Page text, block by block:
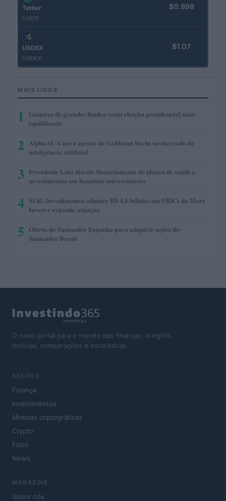
Tether
(USDT)
$0.999
USDEX
(USDEX)
$1.07
MAIS LIDOS
1
Gestores de grandes fundos veem eleição presidencial mais
equilibrada
2 AlphaAI: A nova aposta da Goldman Sachs no mercado de
inteligência artificial
3 Presidente Lula discute financiamento de planos de saúde e
investimentos em hospitais universitários
4 MAG Investimentos adquire R$ 4,5 bilhões em FIDCs da More
Invest e expande atuação
5 Oferta do Santander Espanha para adquirir ações do
Santander Brasil
O novo portal para o mundo das finanças. Insights,
notícias, comparações e estatísticas.
SEÇÕES
Finança
Investimentos
Moedas criptográficas
Crypto
Fisco
News
MAGAZINE
Sobre nós